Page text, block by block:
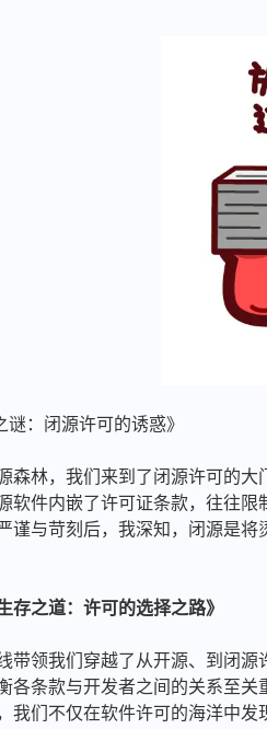
谜：闭源许可的诱惑》
森林，我们来到了闭源许可的大
软件内嵌了许可证条款，往往
谨与苛刻后，我深知，闭源是
存之道：许可的选择之路》
带领我们穿越了从开源、到闭
各条款与开发者之间的关系至
我们不仅在软件许可的海洋中发